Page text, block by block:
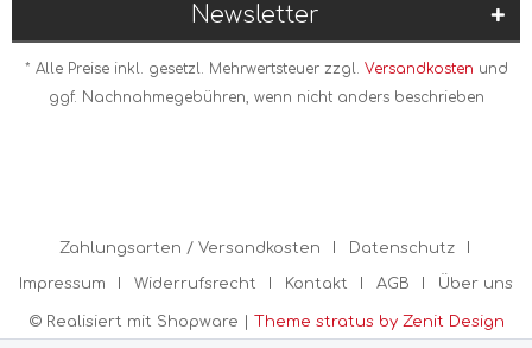
Newsletter
* Alle Preise inkl. gesetzl. Mehrwertsteuer zzgl. Versandkosten und
ggf. Nachnahmegebühren, wenn nicht anders beschrieben
Zahlungsarten / Versandkosten Datenschutz
Impressum Widerrufsrecht Kontakt AGB Über uns
© Realisiert mit Shopware | Theme stratus by Zenit Design